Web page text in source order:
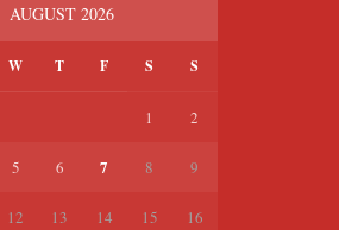
AUGUST 2026
W T F S S
1 2
5 6 7 8 9
12 13 14 15 16